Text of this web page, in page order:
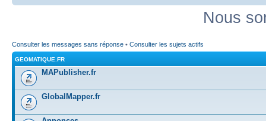
Nous
Consulter les messages sans réponse • Consulter les sujets actifs
GEOMATIQUE.FR
MAPublisher.fr
GlobalMapper.fr